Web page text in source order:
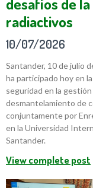
desafíos de
radiactivos
10/07/2026
Santander, 10 de julio
ha participado hoy en
seguridad en la
desmantelamiento de
conjuntamente por
en la Universidad
Santander.
View complete post